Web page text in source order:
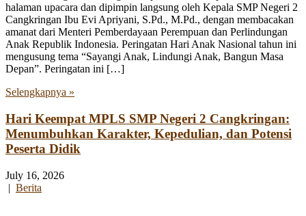
halaman upacara dan dipimpin langsung oleh Kepala SMP Negeri 2
Cangkringan Ibu Evi Apriyani, S.Pd., M.Pd., dengan membacakan
amanat dari Menteri Pemberdayaan Perempuan dan Perlindungan
Anak Republik Indonesia. Peringatan Hari Anak Nasional tahun ini
mengusung tema “Sayangi Anak, Lindungi Anak, Bangun Masa
Depan”. Peringatan ini […]
Selengkapnya »
Hari Keempat MPLS SMP Negeri 2 Cangkringan:
Menumbuhkan Karakter, Kepedulian, dan Potensi
Peserta Didik
July 16, 2026
| Berita